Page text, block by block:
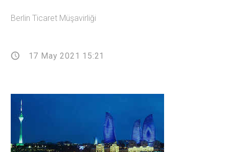
Berlin Ticaret Müşavirliği
17 May 2021 15:21